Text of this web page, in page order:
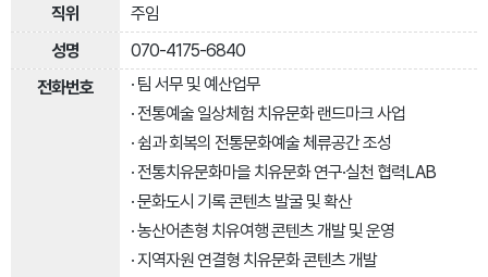
주임
070-4175-6840
· 팀 서무 및 예산업무
· 전통예술 일상체험 치유문화 랜드마크 사업
· 쉼과 회복의 전통문화예술 체류공간 조성
· 전통치유문화마을 치유문화 연구·실천 협력LAB
· 문화도시 기록 콘텐츠 발굴 및 확산
· 농산어촌형 치유여행 콘텐츠 개발 및 운영
· 지역자원 연결형 치유문화 콘텐츠 개발